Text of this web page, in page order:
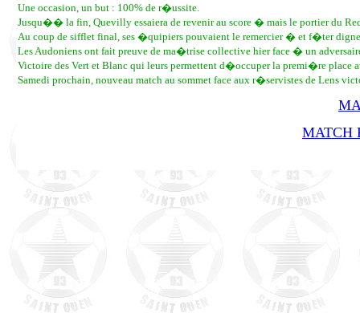
Une occasion, un but : 100% de r�ussite.
Jusqu�� la fin, Quevilly essaiera de revenir au score � mais le portier du
Au coup de sifflet final, ses �quipiers pouvaient le remercier � et f�ter
Les Audoniens ont fait preuve de ma�trise collective hier face � un
Victoire des Vert et Blanc qui leurs permettent d�occuper la premi�re
Samedi prochain, nouveau match au sommet face aux r�servistes de Lens
MATCH